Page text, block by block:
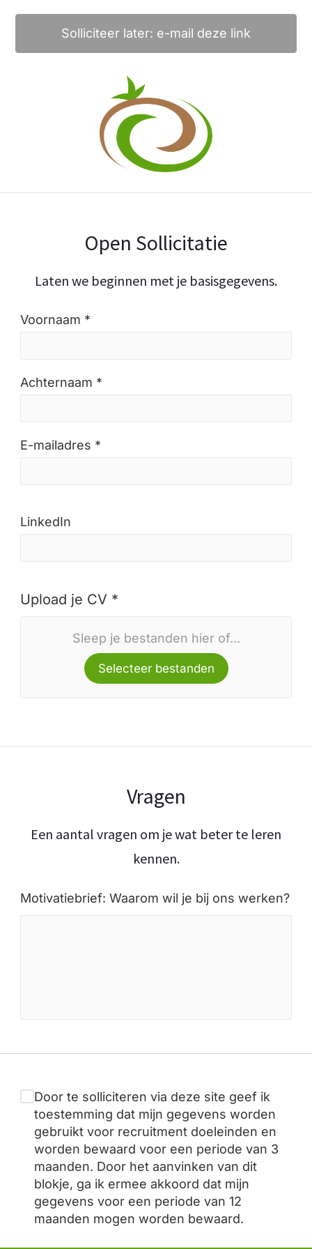
Solliciteer later: e-mail deze link
Open Sollicitatie
Laten we beginnen met je basisgegevens.
Voornaam *
Achternaam *
E-mailadres *
LinkedIn
Upload je CV *
Sleep je bestanden hier of...
Selecteer bestanden
Vragen
Een aantal vragen om je wat beter te leren
kennen.
Motivatiebrief: Waarom wil je bij ons werken?
Door te solliciteren via deze site geef ik
toestemming dat mijn gegevens worden
gebruikt voor recruitment doeleinden en
worden bewaard voor een periode van 3
maanden. Door het aanvinken van dit
blokje, ga ik ermee akkoord dat mijn
gegevens voor een periode van 12
maanden mogen worden bewaard.